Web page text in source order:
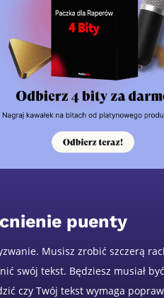
puenty
Musisz zrobić szczerą
swój tekst. Będziesz musiał
czy Twój tekst wymaga